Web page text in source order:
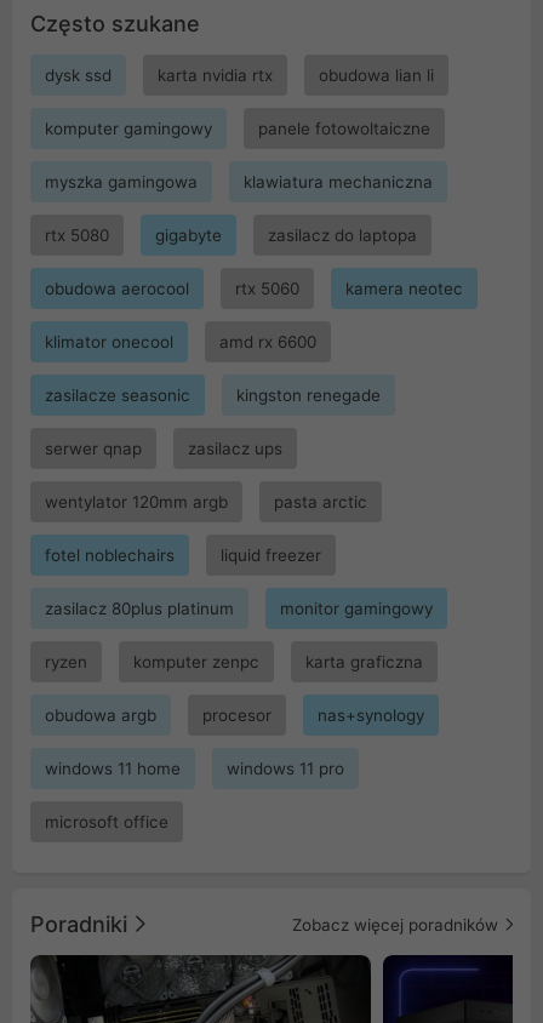
Często szukane
dysk ssd karta nvidia rtx obudowa lian li
komputer gamingowy panele fotowoltaiczne
myszka gamingowa klawiatura mechaniczna
rtx 5080 gigabyte zasilacz do laptopa
obudowa aerocool rtx 5060 kamera neotec
klimator onecool amd rx 6600
zasilacze seasonic kingston renegade
serwer qnap zasilacz ups
wentylator 120mm argb pasta arctic
fotel noblechairs liquid freezer
zasilacz 80plus platinum monitor gamingowy
ryzen komputer zenpc karta graficzna
obudowa argb procesor nas+synology
windows 11 home windows 11 pro
microsoft office
Poradniki Zobacz więcej poradników